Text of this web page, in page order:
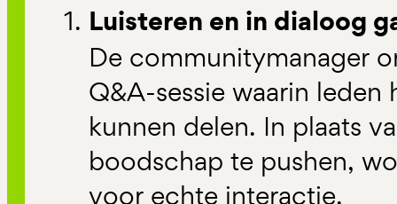
Luisteren en in dialoog
De communitymanager
Q&A-sessie waarin
kunnen delen. In plaats
boodschap te pushen,
voor echte interactie.